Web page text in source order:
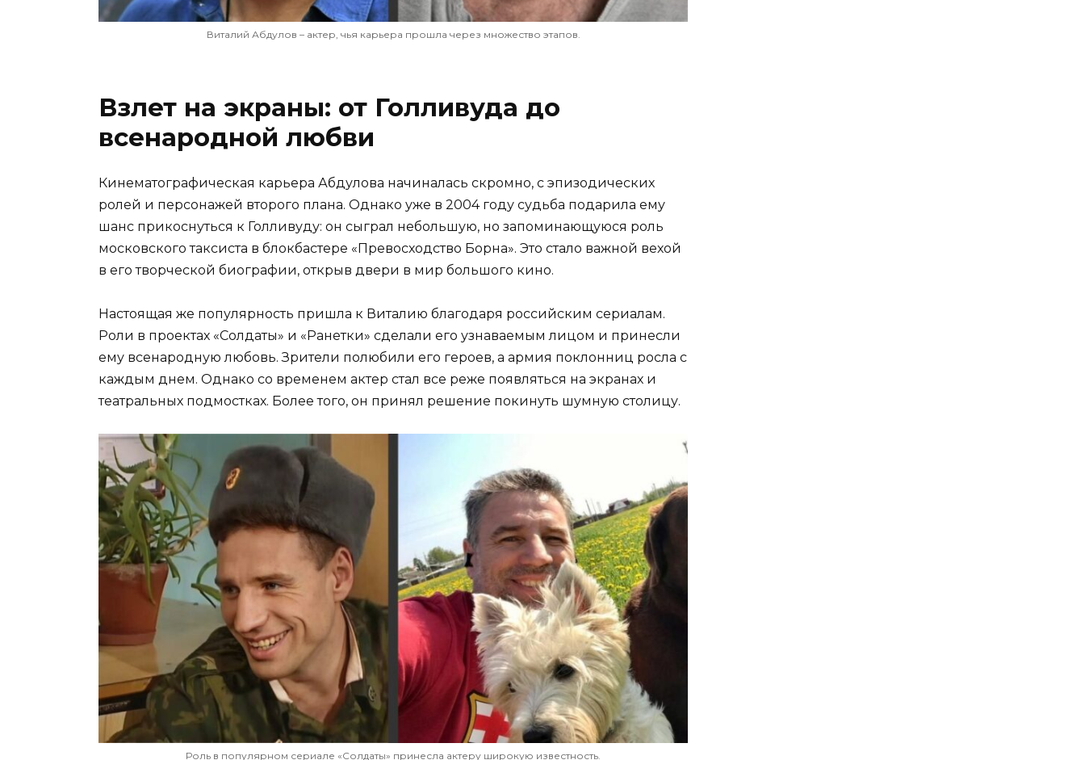
Виталий Абдулов – актер, чья карьера прошла через множество этапов.
Взлет на экраны: от Голливуда до
всенародной любви
Кинематографическая карьера Абдулова начиналась скромно, с эпизодических
ролей и персонажей второго плана. Однако уже в 2004 году судьба подарила ему
шанс прикоснуться к Голливуду: он сыграл небольшую, но запоминающуюся роль
московского таксиста в блокбастере «Превосходство Борна». Это стало важной вехой
в его творческой биографии, открыв двери в мир большого кино.
Настоящая же популярность пришла к Виталию благодаря российским сериалам.
Роли в проектах «Солдаты» и «Ранетки» сделали его узнаваемым лицом и принесли
ему всенародную любовь. Зрители полюбили его героев, а армия поклонниц росла с
каждым днем. Однако со временем актер стал все реже появляться на экранах и
театральных подмостках. Более того, он принял решение покинуть шумную столицу.
Роль в популярном сериале «Солдаты» принесла актеру широкую известность.